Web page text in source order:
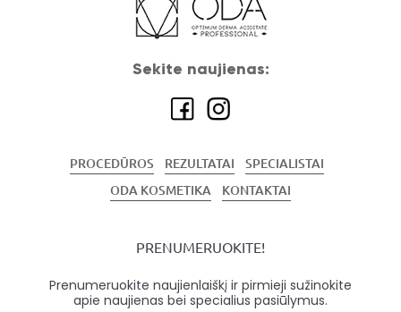
Sekite naujienas:
PROCEDŪROS REZULTATAI
SPECIALISTAI
ODA KOSMETIKA
KONTAKTAI
PRENUMERUOKITE!
Prenumeruokite naujienlaiškį ir pirmieji sužinokite
apie naujienas bei specialius pasiūlymus.